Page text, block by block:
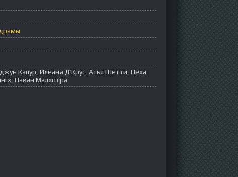
Капур, Илеана Д’Крус, Атья Шетти, Неха
Паван Малхотра